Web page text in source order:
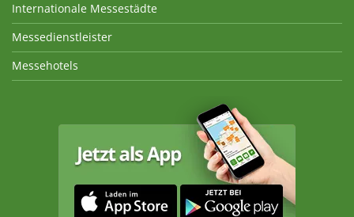
Internationale Messestädte
Messedienstleister
Messehotels